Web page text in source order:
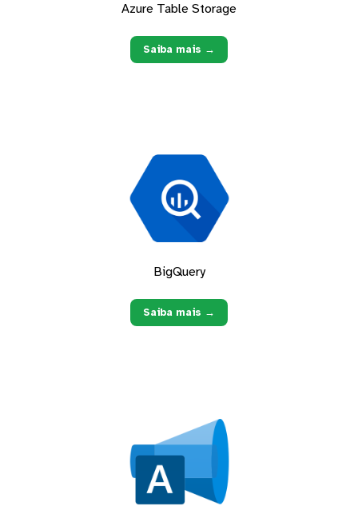
Azure Table Storage
Saiba mais →
BigQuery
Saiba mais →